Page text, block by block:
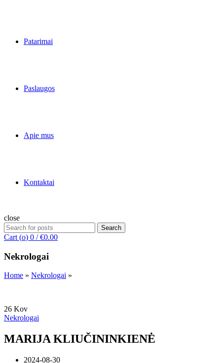
Patarimai
Paslaugos
Apie mus
Kontaktai
close
Search
for:
Search
Cart (o) 0 / €0.00
Nekrologai
Home » Nekrologai »
26 Kov
Nekrologai
MARIJA KLIUČININKIENĖ
2024-08-30